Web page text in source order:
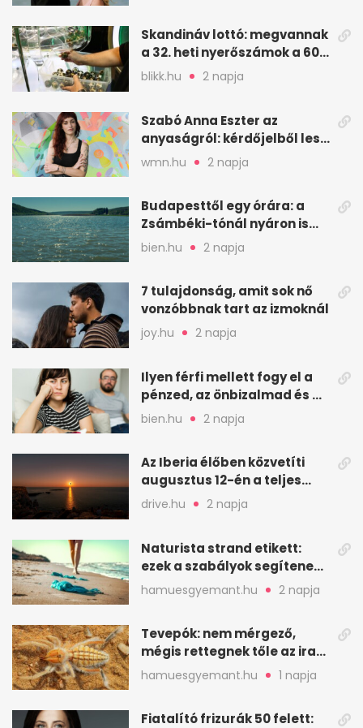
Skandináv lottó: megvannak
a 32. heti nyerőszámok a 600
milliós játékhoz
blikk.hu 2 napja
Szabó Anna Eszter az
anyaságról: kérdőjelből lesz
valaha felkiáltójel?
wmn.hu 2 napja
Budapesttől egy órára: a
Zsámbéki-tónál nyáron is
van hely
bien.hu 2 napja
7 tulajdonság, amit sok nő
vonzóbbnak tart az izmoknál
joy.hu 2 napja
Ilyen férfi mellett fogy el a
pénzed, az önbizalmad és a
nyugalmad
bien.hu 2 napja
Az Iberia élőben közvetíti
augusztus 12-én a teljes
napfogyatkozást
drive.hu 2 napja
Naturista strand etikett:
ezek a szabályok segítenek
komfortosan lenni
hamuesgyemant.hu 2 napja
Tevepók: nem mérgező,
mégis rettegnek tőle az iraki
sivatagban
hamuesgyemant.hu 1 napja
Fiatalító frizurák 50 felett: